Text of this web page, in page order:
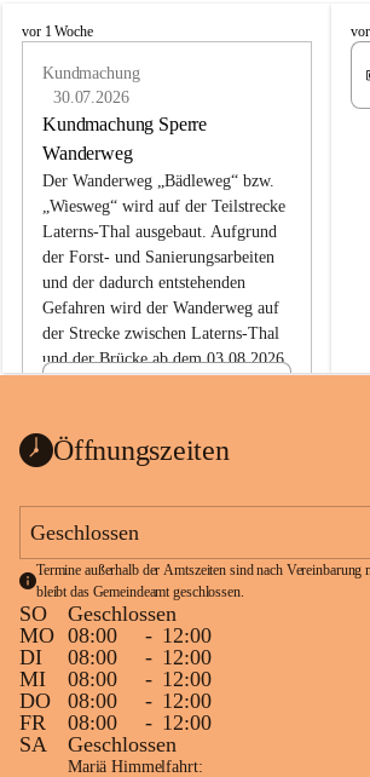
L
vor 1 Woche
Kundmachung
30.07.2026
Kundmachung Sperre
Wanderweg
Der Wanderweg „Bädleweg“ bzw.
„Wiesweg“ wird auf der Teilstrecke
Laterns-Thal ausgebaut. Aufgrund
der Forst- und Sanierungsarbeiten
und der dadurch entstehenden
Gefahren wird der Wanderweg auf
der Strecke zwischen Laterns-Thal
und der Brücke ab dem 03.08.2026
ht
1 Seite•0,1 MB
L
a
e
Öffnungszeiten
Geschlossen
Termine außerhalb der Amtszeiten sind nach Vereinbarung
bleibt das Gemeindeamt geschlossen.
SO
Geschlossen
MO 08:00 - 12:00
DI
08:00 - 12:00
MI
08:00 - 12:00
DO
08:00 - 12:00
FR
08:00 - 12:00
SA
Geschlossen
Mariä Himmelfahrt: